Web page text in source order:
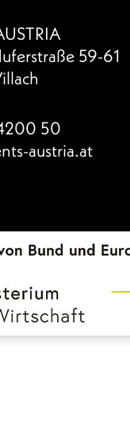
59-61
50
austria.at